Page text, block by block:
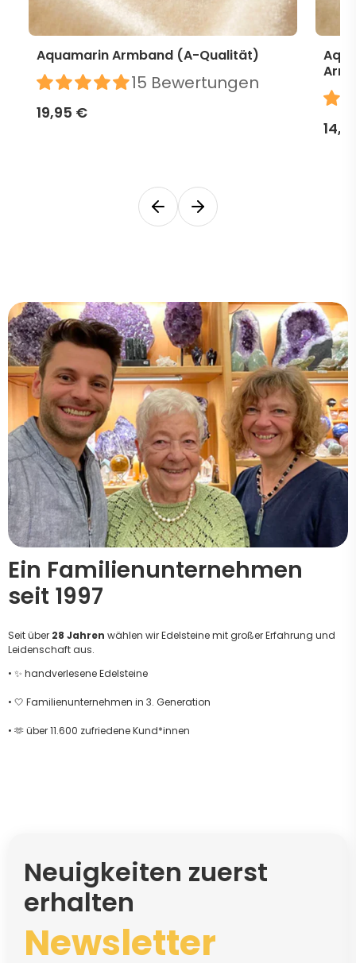
Aquamarin Armband (A-Qualität)
15 Bewertungen
19,95 €
Ein Familienunternehmen
seit 1997
Seit über 28 Jahren wählen wir Edelsteine mit großer Erfahrung und
Leidenschaft aus.
• ✨ handverlesene Edelsteine
• 🤍 Familienunternehmen in 3. Generation
• 🫶 über 11.600 zufriedene Kund*innen
Neuigkeiten zuerst
erhalten
Newsletter